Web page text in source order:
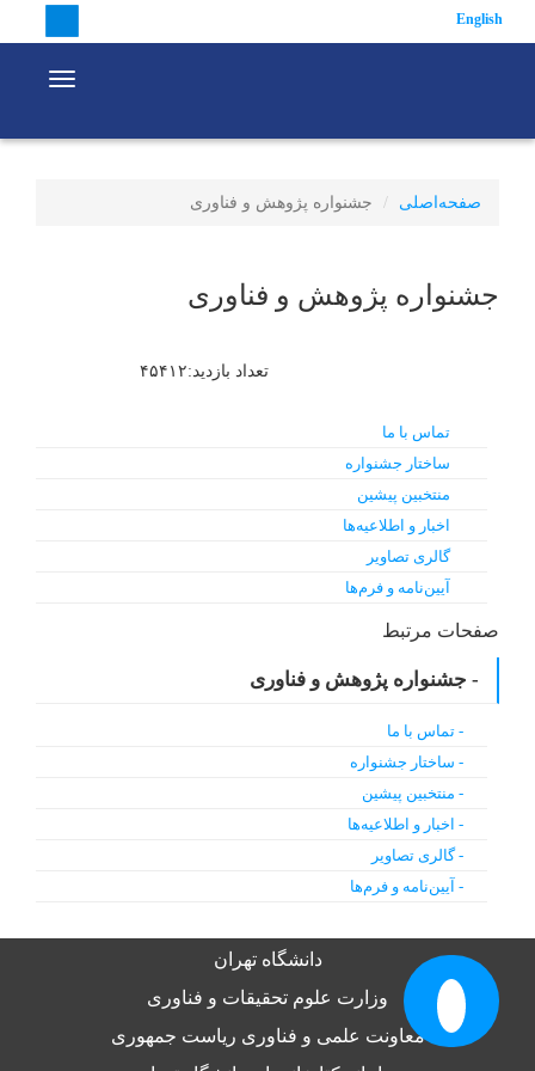
English
صفحه‌اصلی جشنواره پژوهش و فناوری
جشنواره پژوهش و فناوری
تعداد بازدید:۴۵۴۱۲
تماس با ما
ساختار جشنواره
منتخبین پیشین
اخبار و اطلاعیه‌ها
گالری تصاویر
آیین‌نامه‌ و فرم‌ها
صفحات مرتبط
- جشنواره پژوهش و فناوری
- تماس با ما
- ساختار جشنواره
- منتخبین پیشین
- اخبار و اطلاعیه‌ها
- گالری تصاویر
- آیین‌نامه‌ و فرم‌ها
دانشگاه تهران
وزارت علوم تحقیقات و فناوری
معاونت علمی و فناوری ریاست جمهوری